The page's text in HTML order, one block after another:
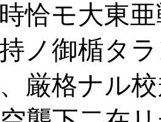
恰モ大東亜
ノ御楯タ
厳格ナル